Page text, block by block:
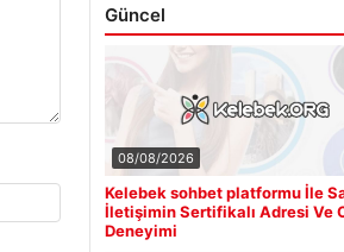
Güncel
08/08/2026
Kelebek sohbet platformu İle
İletişimin Sertifikalı Adresi Ve
Deneyimi